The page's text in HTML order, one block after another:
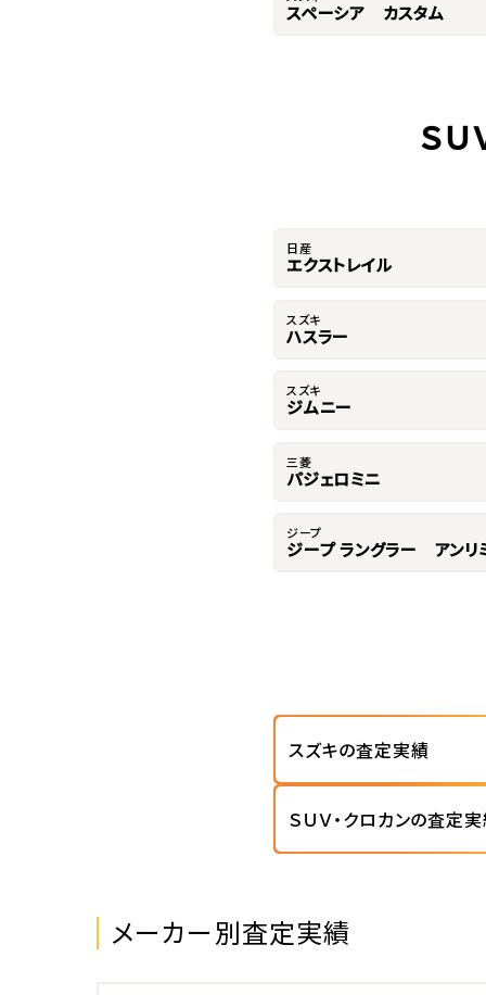
スペーシア カスタム
Ｓ
日産
エクストレイル
スズキ
ハスラー
スズキ
ジムニー
三菱
パジェロミニ
ジープ
ジープ ラングラー アンリ
スズキの査定実績
ＳＵＶ・クロカンの査定
メーカー別査定実績